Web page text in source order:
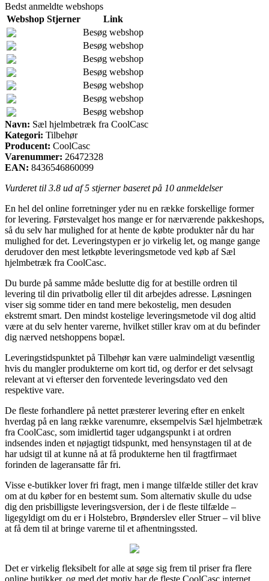
Bedst anmeldte webshops
Webshop Stjerner
Link
Besøg webshop
Besøg webshop
Besøg webshop
Besøg webshop
Besøg webshop
Besøg webshop
Besøg webshop
Navn: Sæl hjelmbetræk fra CoolCasc
Kategori: Tilbehør
Producent: CoolCasc
Varenummer: 26472328
EAN: 8436546860099
Vurderet til 3.8 ud af 5 stjerner baseret på 10 anmeldelser
En hel del online forretninger yder nu en række forskellige former
for levering. Førstevalget hos mange er for nærværende pakkeshops,
så du selv har mulighed for at hente de købte produkter når du har
mulighed for det. Leveringstypen er jo virkelig let, og mange gange
derudover den mest letkøbte leveringsmetode ved køb af Sæl
hjelmbetræk fra CoolCasc.
Du burde på samme måde beslutte dig for at bestille ordren til
levering til din privatbolig eller til dit arbejdes adresse. Løsningen
viser sig somme tider en tand mere bekostelig, men desuden
ekstremt smart. Den mindst kostelige leveringsmetode vil dog altid
være at du selv henter varerne, hvilket stiller krav om at du befinder
dig nærved netshoppens bopæl.
Leveringstidspunktet på Tilbehør kan være ualmindeligt væsentlig
hvis du mangler produkterne om kort tid, og derfor er det selvsagt
relevant at vi efterser den forventede leveringsdato ved den
respektive vare.
De fleste forhandlere på nettet præsterer levering efter en enkelt
hverdag på en lang række varenumre, eksempelvis Sæl hjelmbetræk
fra CoolCasc, som imidlertid tager udgangspunkt i at ordren
indsendes inden et nøjagtigt tidspunkt, med hensynstagen til at de
har udsigt til at kunne nå at få produkterne hen til fragtfirmaet
forinden de lageransatte får fri.
Visse e-butikker lover fri fragt, men i mange tilfælde stiller det krav
om at du køber for en bestemt sum. Som alternativ skulle du udse
dig den prisbilligste leveringsversion, der i de fleste tilfælde –
ligegyldigt om du er i Holstebro, Brønderslev eller Struer – vil blive
at få dem til at bringe varerne til et afhentningssted.
Det er virkelig fleksibelt for alle at søge sig frem til priser fra flere
online butikker, og med det motiv har de fleste CoolCasc internet